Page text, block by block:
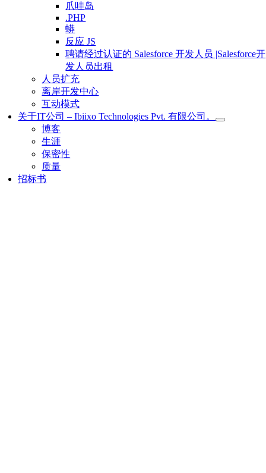
爪哇岛
.PHP
蟒
反应 JS
聘请经过认证的 Salesforce 开发人员 |Salesforce开
发人员出租
人员扩充
离岸开发中心
互动模式
关于IT公司 – Ibiixo Technologies Pvt. 有限公司。
博客
生涯
保密性
质量
招标书